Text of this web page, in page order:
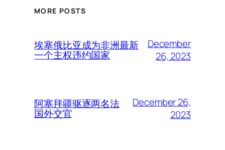
MORE POSTS
埃塞俄比亚成为非洲最新
一个主权违约国家
December
26, 2023
阿塞拜疆驱逐两名法
国外交官
December 26,
2023